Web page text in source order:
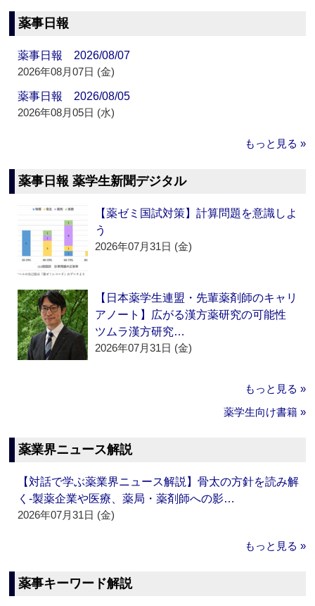
薬事日報
薬事日報 2026/08/07
2026年08月07日 (金)
薬事日報 2026/08/05
2026年08月05日 (水)
もっと見る »
薬事日報 薬学生新聞デジタル
【薬ゼミ国試対策】計算問題を意識しよ
う
2026年07月31日 (金)
【日本薬学生連盟・先輩薬剤師のキャリ
アノート】広がる漢方薬研究の可能性
ツムラ漢方研究…
2026年07月31日 (金)
もっと見る »
薬学生向け書籍 »
薬業界ニュース解説
【対話で学ぶ薬業界ニュース解説】骨太の方針を読み解
く‐製薬企業や医療、薬局・薬剤師への影…
2026年07月31日 (金)
もっと見る »
薬事キーワード解説